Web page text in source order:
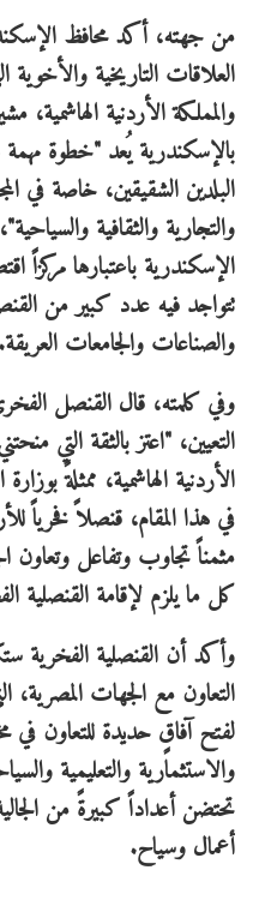
من جهته، أكد محافظ
العلاقات التاريخية
والمملكة الأردنية الهاشمية،
بالإسكندرية يُعد "خطوة مهمة
البلدين الشقيقين، خاصة في
والتجارية والثقافية
الإسكندرية باعتبارها مركزاً
تتواجد فيه عدد كبير من
والصناعات والجامعات العريقة.
وفي كلمته، قال القنصل
التعيين، "اعتز بالثقة التي
الأردنية الهاشمية، ممثلةً
في هذا المقام، قنصلاً فخرياً
مثمناً تجاوب وتفاعل وتعاون
كل ما يلزم لإقامة القنصلية
وأكد أن القنصلية الفخرية
التعاون مع الجهات المصرية،
لفتح آفاقٍ حديدة للتعاون في
والاستثمارية والتعليمية
تحتضن أعداداً كبيرةً من
أعمال وسياح.